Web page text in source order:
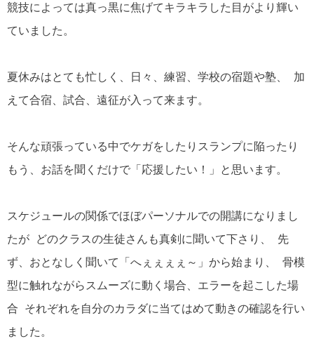
競技によっては真っ黒に焦げてキラキラした目がより輝い
ていました。
夏休みはとても忙しく、日々、練習、学校の宿題や塾、 加
えて合宿、試合、遠征が入って来ます。
そんな頑張っている中でケガをしたりスランプに陥ったり
もう、お話を聞くだけで「応援したい！」と思います。
スケジュールの関係でほぼパーソナルでの開講になりまし
たが どのクラスの生徒さんも真剣に聞いて下さり、 先
ず、おとなしく聞いて「へぇぇぇぇ～」から始まり、 骨模
型に触れながらスムーズに動く場合、エラーを起こした場
合 それぞれを自分のカラダに当てはめて動きの確認を行い
ました。